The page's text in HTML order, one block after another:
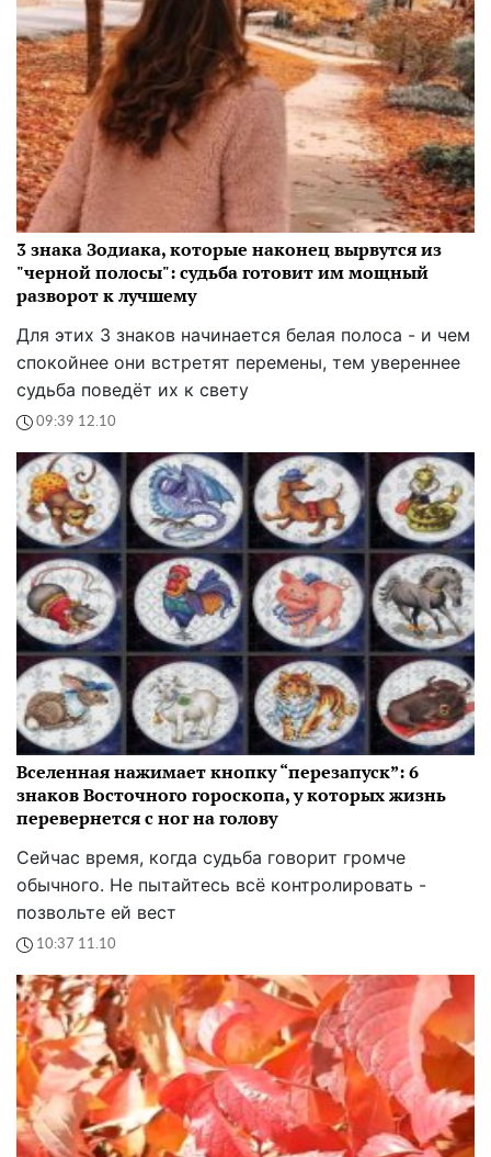
3 знака Зодиака, которые наконец вырвутся из
"черной полосы": судьба готовит им мощный
разворот к лучшему
Для этих 3 знаков начинается белая полоса - и чем
спокойнее они встретят перемены, тем увереннее
судьба поведёт их к свету
09:39 12.10
Вселенная нажимает кнопку “перезапуск”: 6
знаков Восточного гороскопа, у которых жизнь
перевернется с ног на голову
Сейчас время, когда судьба говорит громче
обычного. Не пытайтесь всё контролировать -
позвольте ей вест
10:37 11.10